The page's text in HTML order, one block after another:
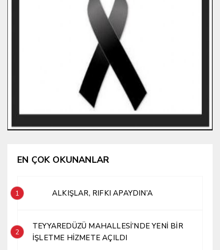
EN ÇOK OKUNANLAR
1 ALKIŞLAR, RIFKI APAYDIN’A
2
TEYYAREDÜZÜ MAHALLESİ’NDE YENİ BİR
İŞLETME HİZMETE AÇILDI